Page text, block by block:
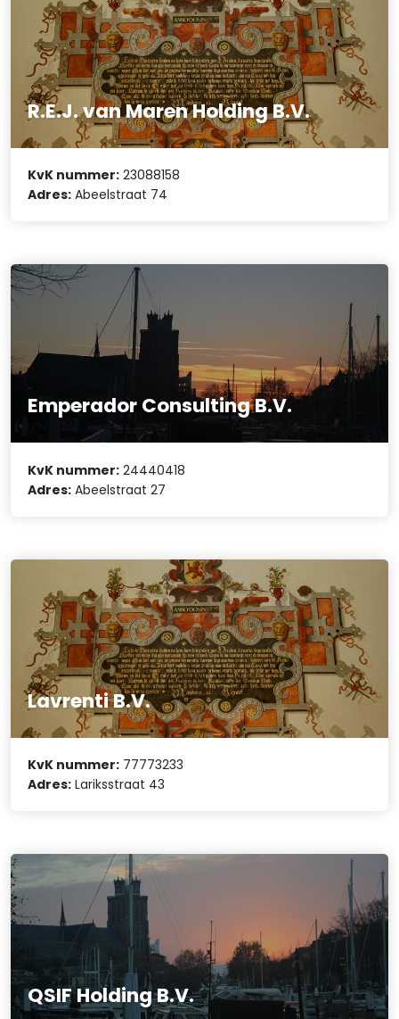
R.E.J. van Maren Holding B.V.
KvK nummer: 23088158
Adres: Abeelstraat 74
Emperador Consulting B.V.
KvK nummer: 24440418
Adres: Abeelstraat 27
Lavrenti B.V.
KvK nummer: 77773233
Adres: Lariksstraat 43
QSIF Holding B.V.